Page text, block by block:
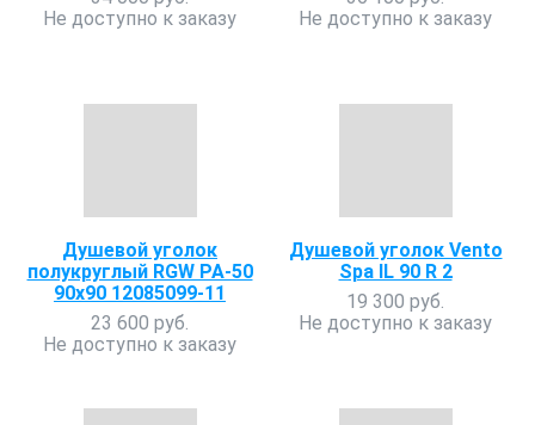
Не доступно к заказу
Не доступно к заказу
Душевой уголок
полукруглый RGW PA-50
90х90 12085099-11
23 600 руб.
Не доступно к заказу
Душевой уголок Vento
Spa IL 90 R 2
19 300 руб.
Не доступно к заказу